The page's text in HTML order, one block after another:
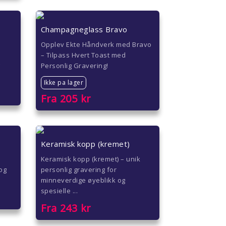
Champagneglass Bravo
Opplev Ekte Håndverk med Bravo
– Tilpass Hvert Toast med
Personlig Gravering!
Ikke pa lager
Fra 205kr
Keramisk kopp (kremet)
Keramisk kopp (kremet) – unik
personlig gravering for
minneverdige øyeblikk og
spesielle ...
Fra 243 kr